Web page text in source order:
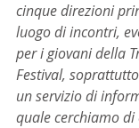
cinque direzioni
luogo di incontri,
per i giovani della
Festival,
un servizio di
quale cerchiamo di